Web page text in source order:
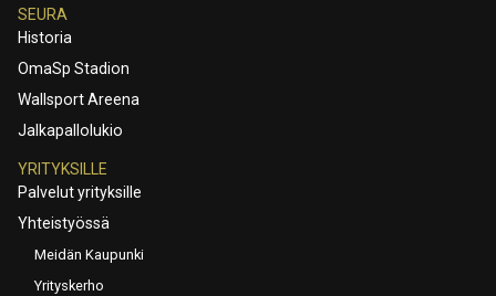
SEURA
Historia
OmaSp Stadion
Wallsport Areena
Jalkapallolukio
YRITYKSILLE
Palvelut yrityksille
Yhteistyössä
Meidän Kaupunki
Yrityskerho